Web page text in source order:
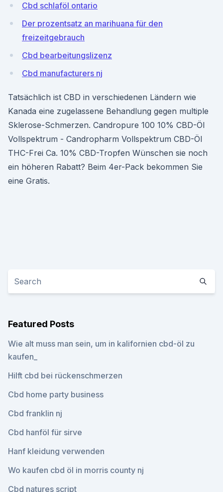
Cbd schlaföl ontario
Der prozentsatz an marihuana für den
freizeitgebrauch
Cbd bearbeitungslizenz
Cbd manufacturers nj
Tatsächlich ist CBD in verschiedenen Ländern wie
Kanada eine zugelassene Behandlung gegen multiple
Sklerose-Schmerzen. Candropure 100 10% CBD-Öl
Vollspektrum - Candropharm Vollspektrum CBD-Öl
THC-Frei Ca. 10% CBD-Tropfen Wünschen sie noch
ein höheren Rabatt? Beim 4er-Pack bekommen Sie
eine Gratis.
Featured Posts
Wie alt muss man sein, um in kalifornien cbd-öl zu
kaufen_
Hilft cbd bei rückenschmerzen
Cbd home party business
Cbd franklin nj
Cbd hanföl für sirve
Hanf kleidung verwenden
Wo kaufen cbd öl in morris county nj
Cbd natures script